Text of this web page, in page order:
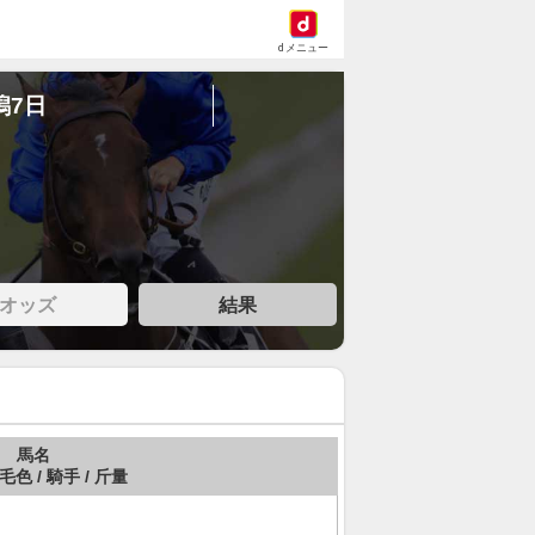
dメニュー
7日
オッズ 結果
馬名
色 / 騎手 / 斤量